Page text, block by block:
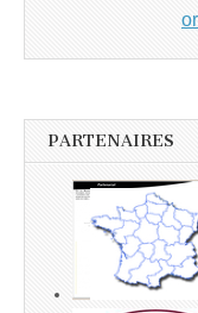
PARTENAIRES